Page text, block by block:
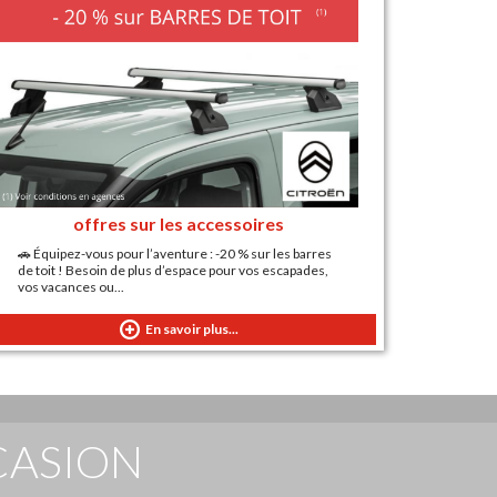
offres sur les accessoires
🚗 Équipez-vous pour l’aventure : -20 % sur les barres
de toit ! Besoin de plus d’espace pour vos escapades,
vos vacances ou...
En savoir plus...